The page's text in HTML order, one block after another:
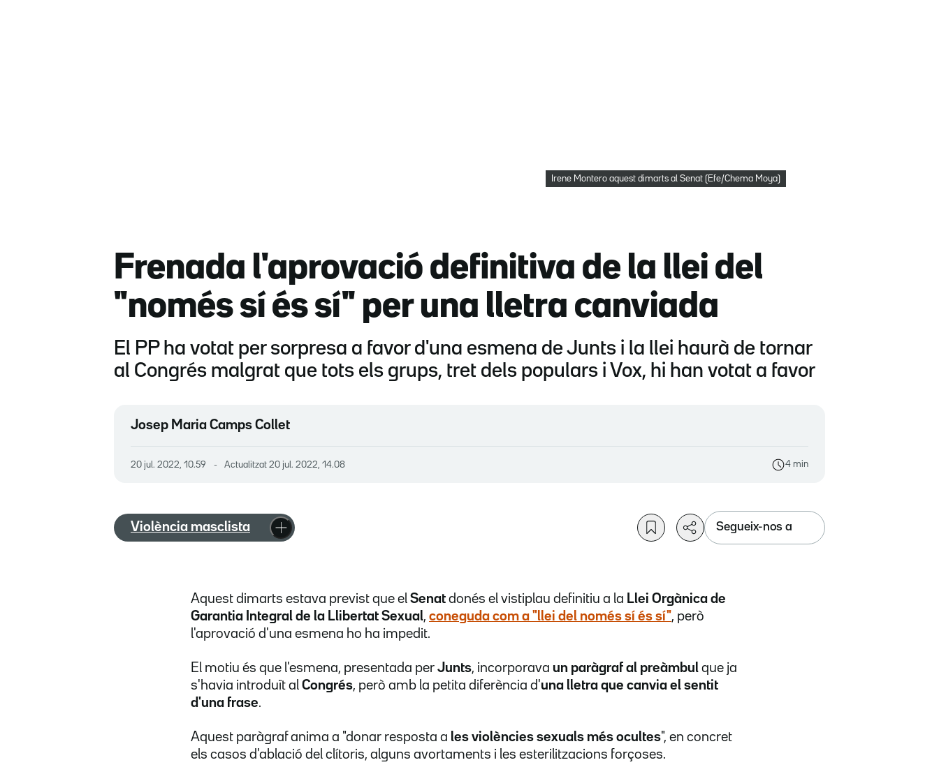
Irene Montero aquest dimarts al Senat (Efe/Chema Moya)
Frenada l'aprovació definitiva de la llei del
"només sí és sí" per una lletra canviada
El PP ha votat per sorpresa a favor d'una esmena de Junts i la llei haurà de tornar
al Congrés malgrat que tots els grups, tret dels populars i Vox, hi han votat a favor
Josep Maria Camps Collet
20 jul. 2022, 10.59 Actualitzat 20 jul. 2022, 14.08 4 min
Violència masclista Segueix-nos a
Aquest dimarts estava previst que el Senat donés el vistiplau definitiu a la Llei Orgànica de
Garantia Integral de la Llibertat Sexual, coneguda com a "llei del només sí és sí", però
l'aprovació d'una esmena ho ha impedit.
El motiu és que l'esmena, presentada per Junts, incorporava un paràgraf al preàmbul que ja
s'havia introduït al Congrés, però amb la petita diferència d'una lletra que canvia el sentit
d'una frase.
Aquest paràgraf anima a "donar resposta a les violències sexuals més ocultes", en concret
els casos d'ablació del clítoris, alguns avortaments i les esterilitzacions forçoses.